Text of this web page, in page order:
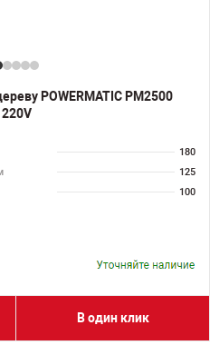
POWERMATIC PM2500
220V
180
125
100
В один клик